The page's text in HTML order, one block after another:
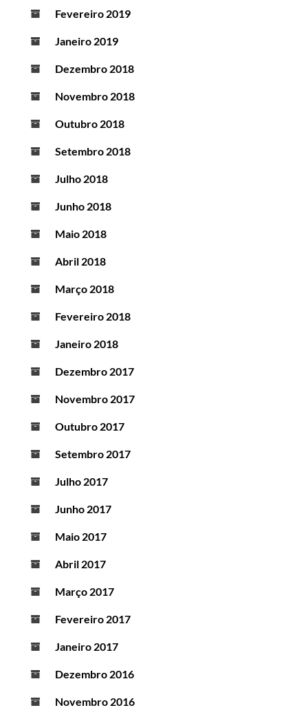
Fevereiro 2019
Janeiro 2019
Dezembro 2018
Novembro 2018
Outubro 2018
Setembro 2018
Julho 2018
Junho 2018
Maio 2018
Abril 2018
Março 2018
Fevereiro 2018
Janeiro 2018
Dezembro 2017
Novembro 2017
Outubro 2017
Setembro 2017
Julho 2017
Junho 2017
Maio 2017
Abril 2017
Março 2017
Fevereiro 2017
Janeiro 2017
Dezembro 2016
Novembro 2016